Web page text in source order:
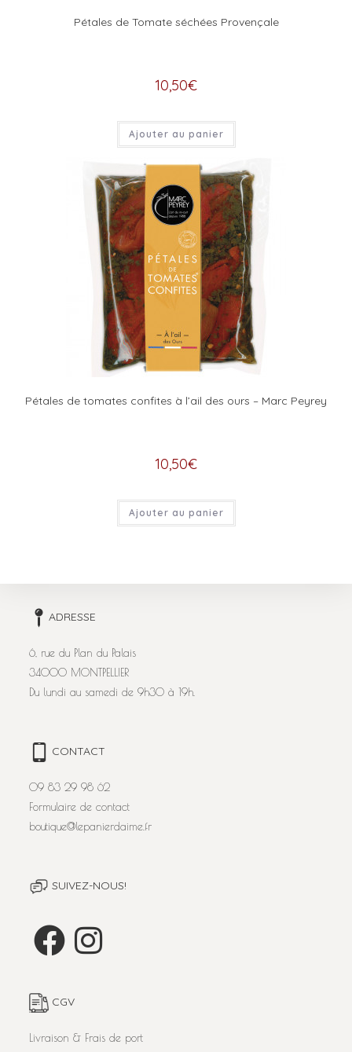
Pétales de Tomate séchées Provençale
10,50€
Ajouter au panier
Pétales de tomates confites à l’ail des ours – Marc Peyrey
10,50€
Ajouter au panier
ADRESSE
6, rue du Plan du Palais
34000 MONTPELLIER
Du lundi au samedi de 9h30 à 19h.
CONTACT
09 83 29 98 62
Formulaire de contact
boutique@lepanierdaime.fr
SUIVEZ-NOUS!
CGV
Livraison & Frais de port